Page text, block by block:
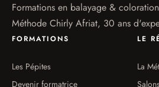
Formations en balayage &
Méthode Chirly Afriat, 30 ans
FORMATIONS
Les Pépites
Devenir formatrice
LE
La